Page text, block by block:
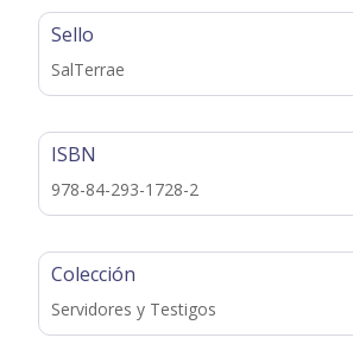
Sello
SalTerrae
ISBN
978-84-293-1728-2
Colección
Servidores y Testigos